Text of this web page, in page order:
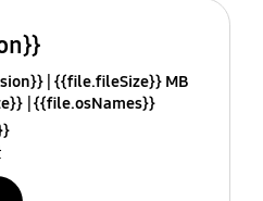
{{file.fileSize}} MB
{{file.osNames}}